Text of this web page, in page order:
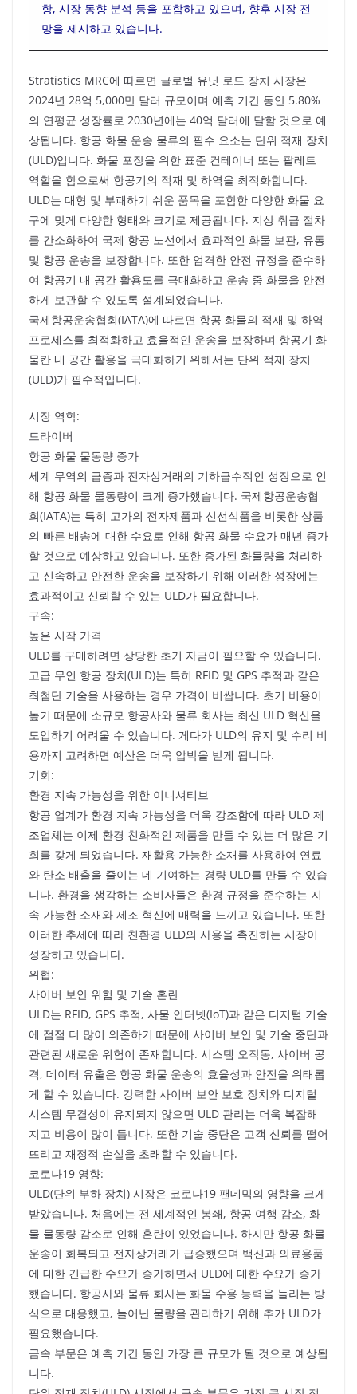
항, 시장 동향 분석 등을 포함하고 있으며, 향후 시장 전
망을 제시하고 있습니다.
Stratistics MRC에 따르면 글로벌 유닛 로드 장치 시장은
2024년 28억 5,000만 달러 규모이며 예측 기간 동안 5.80%
의 연평균 성장률로 2030년에는 40억 달러에 달할 것으로 예
상됩니다. 항공 화물 운송 물류의 필수 요소는 단위 적재 장치
(ULD)입니다. 화물 포장을 위한 표준 컨테이너 또는 팔레트
역할을 함으로써 항공기의 적재 및 하역을 최적화합니다.
ULD는 대형 및 부패하기 쉬운 품목을 포함한 다양한 화물 요
구에 맞게 다양한 형태와 크기로 제공됩니다. 지상 취급 절차
를 간소화하여 국제 항공 노선에서 효과적인 화물 보관, 유통
및 항공 운송을 보장합니다. 또한 엄격한 안전 규정을 준수하
여 항공기 내 공간 활용도를 극대화하고 운송 중 화물을 안전
하게 보관할 수 있도록 설계되었습니다.
국제항공운송협회(IATA)에 따르면 항공 화물의 적재 및 하역
프로세스를 최적화하고 효율적인 운송을 보장하며 항공기 화
물칸 내 공간 활용을 극대화하기 위해서는 단위 적재 장치
(ULD)가 필수적입니다.
시장 역학:
드라이버
항공 화물 물동량 증가
세계 무역의 급증과 전자상거래의 기하급수적인 성장으로 인
해 항공 화물 물동량이 크게 증가했습니다. 국제항공운송협
회(IATA)는 특히 고가의 전자제품과 신선식품을 비롯한 상품
의 빠른 배송에 대한 수요로 인해 항공 화물 수요가 매년 증가
할 것으로 예상하고 있습니다. 또한 증가된 화물량을 처리하
고 신속하고 안전한 운송을 보장하기 위해 이러한 성장에는
효과적이고 신뢰할 수 있는 ULD가 필요합니다.
구속:
높은 시작 가격
ULD를 구매하려면 상당한 초기 자금이 필요할 수 있습니다.
고급 무인 항공 장치(ULD)는 특히 RFID 및 GPS 추적과 같은
최첨단 기술을 사용하는 경우 가격이 비쌉니다. 초기 비용이
높기 때문에 소규모 항공사와 물류 회사는 최신 ULD 혁신을
도입하기 어려울 수 있습니다. 게다가 ULD의 유지 및 수리 비
용까지 고려하면 예산은 더욱 압박을 받게 됩니다.
기회:
환경 지속 가능성을 위한 이니셔티브
항공 업계가 환경 지속 가능성을 더욱 강조함에 따라 ULD 제
조업체는 이제 환경 친화적인 제품을 만들 수 있는 더 많은 기
회를 갖게 되었습니다. 재활용 가능한 소재를 사용하여 연료
와 탄소 배출을 줄이는 데 기여하는 경량 ULD를 만들 수 있습
니다. 환경을 생각하는 소비자들은 환경 규정을 준수하는 지
속 가능한 소재와 제조 혁신에 매력을 느끼고 있습니다. 또한
이러한 추세에 따라 친환경 ULD의 사용을 촉진하는 시장이
성장하고 있습니다.
위협:
사이버 보안 위험 및 기술 혼란
ULD는 RFID, GPS 추적, 사물 인터넷(IoT)과 같은 디지털 기술
에 점점 더 많이 의존하기 때문에 사이버 보안 및 기술 중단과
관련된 새로운 위험이 존재합니다. 시스템 오작동, 사이버 공
격, 데이터 유출은 항공 화물 운송의 효율성과 안전을 위태롭
게 할 수 있습니다. 강력한 사이버 보안 보호 장치와 디지털
시스템 무결성이 유지되지 않으면 ULD 관리는 더욱 복잡해
지고 비용이 많이 듭니다. 또한 기술 중단은 고객 신뢰를 떨어
뜨리고 재정적 손실을 초래할 수 있습니다.
코로나19 영향:
ULD(단위 부하 장치) 시장은 코로나19 팬데믹의 영향을 크게
받았습니다. 처음에는 전 세계적인 봉쇄, 항공 여행 감소, 화
물 물동량 감소로 인해 혼란이 있었습니다. 하지만 항공 화물
운송이 회복되고 전자상거래가 급증했으며 백신과 의료용품
에 대한 긴급한 수요가 증가하면서 ULD에 대한 수요가 증가
했습니다. 항공사와 물류 회사는 화물 수용 능력을 늘리는 방
식으로 대응했고, 늘어난 물량을 관리하기 위해 추가 ULD가
필요했습니다.
금속 부문은 예측 기간 동안 가장 큰 규모가 될 것으로 예상됩
니다.